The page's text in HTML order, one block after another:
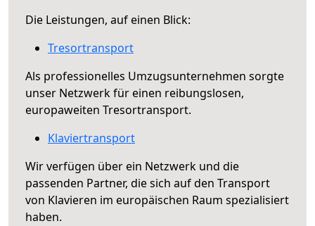
Die Leistungen, auf einen Blick:
Tresortransport
Als professionelles Umzugsunternehmen sorgte
unser Netzwerk für einen reibungslosen,
europaweiten Tresortransport.
Klaviertransport
Wir verfügen über ein Netzwerk und die
passenden Partner, die sich auf den Transport
von Klavieren im europäischen Raum spezialisiert
haben.